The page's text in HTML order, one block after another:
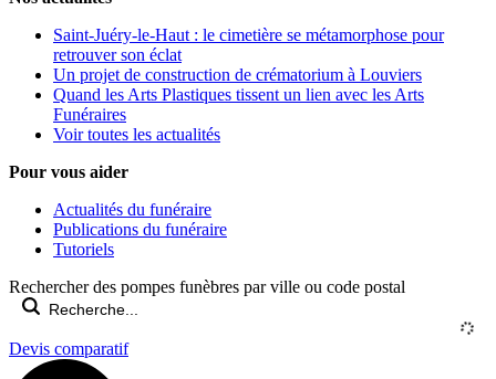
Saint-Juéry-le-Haut : le cimetière se métamorphose pour
retrouver son éclat
Un projet de construction de crématorium à Louviers
Quand les Arts Plastiques tissent un lien avec les Arts
Funéraires
Voir toutes les actualités
Pour vous aider
Actualités du funéraire
Publications du funéraire
Tutoriels
Rechercher des pompes funèbres par ville ou code postal
Devis comparatif